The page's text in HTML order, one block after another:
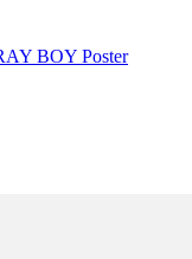
BOY Poster